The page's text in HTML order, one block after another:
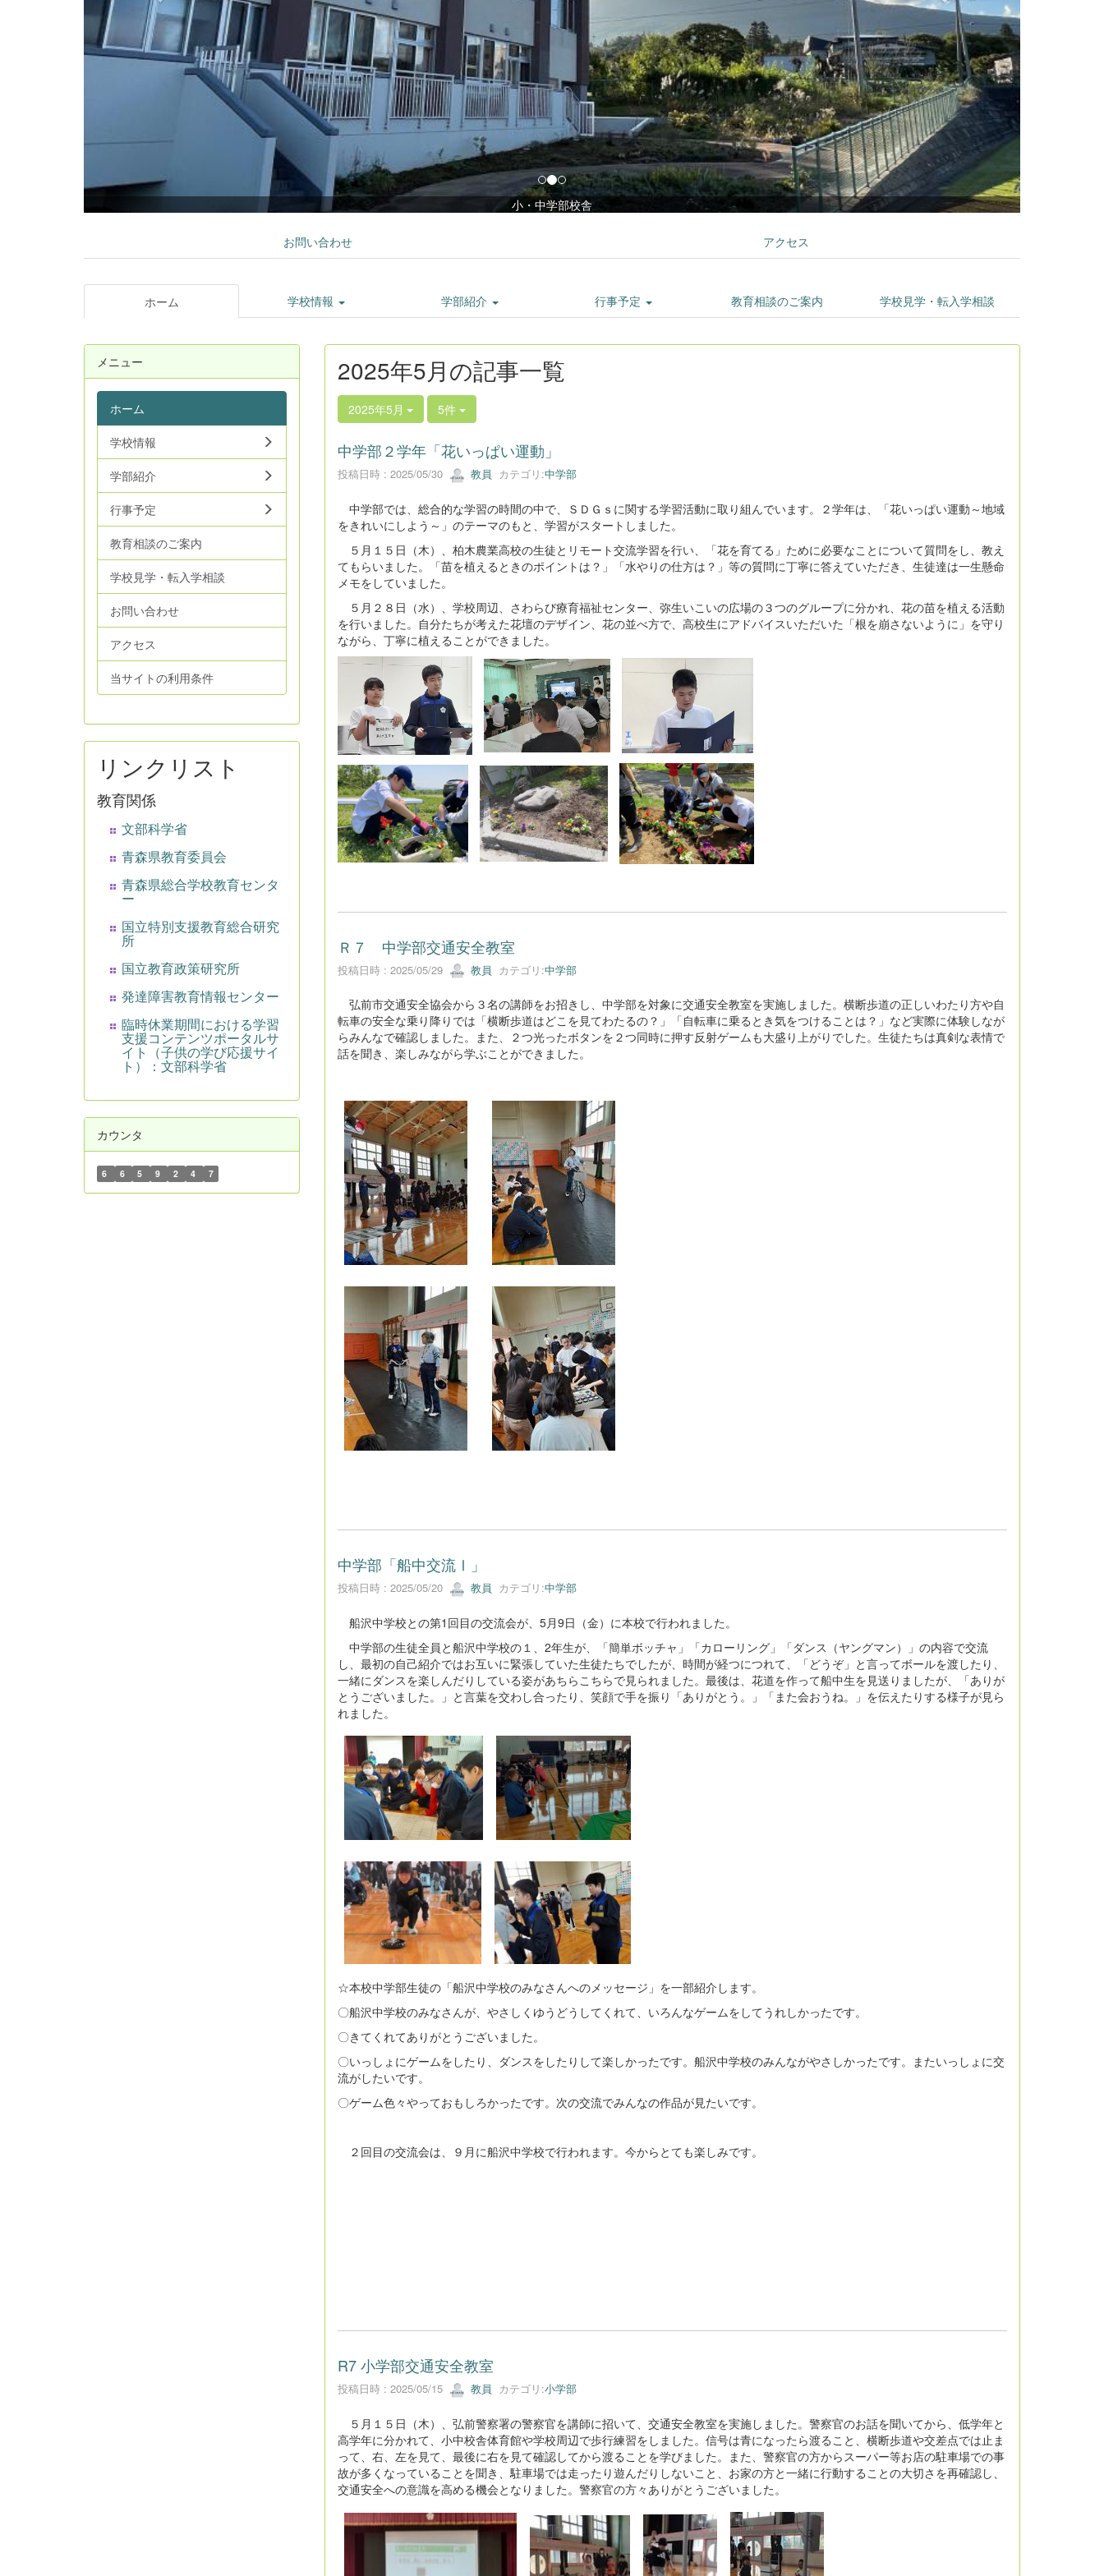
小・中学部校舎
お問い合わせ アクセス
ホーム 学校情報 学部紹介 行事予定 教育相談のご案内 学校見学・転入学相談
2025年5月の記事一覧
2025年5月 5件
中学部２学年「花いっぱい運動」
投稿日時 : 2025/05/30 教員 カテゴリ:中学部
中学部では、総合的な学習の時間の中で、ＳＤＧｓに関する学習活動に取り組んでいます。２学年は、「花いっぱい運動～地域
をきれいにしよう～」のテーマのもと、学習がスタートしました。
５月１５日（木）、柏木農業高校の生徒とリモート交流学習を行い、「花を育てる」ために必要なことについて質問をし、教え
てもらいました。「苗を植えるときのポイントは？」「水やりの仕方は？」等の質問に丁寧に答えていただき、生徒達は一生懸命
メモをしていました。
５月２８日（水）、学校周辺、さわらび療育福祉センター、弥生いこいの広場の３つのグループに分かれ、花の苗を植える活動
を行いました。自分たちが考えた花壇のデザイン、花の並べ方で、高校生にアドバイスいただいた「根を崩さないように」を守り
ながら、丁寧に植えることができました。
Ｒ７ 中学部交通安全教室
投稿日時 : 2025/05/29 教員 カテゴリ:中学部
弘前市交通安全協会から３名の講師をお招きし、中学部を対象に交通安全教室を実施しました。横断歩道の正しいわたり方や自
転車の安全な乗り降りでは「横断歩道はどこを見てわたるの？」「自転車に乗るとき気をつけることは？」など実際に体験しなが
らみんなで確認しました。また、２つ光ったボタンを２つ同時に押す反射ゲームも大盛り上がりでした。生徒たちは真剣な表情で
話を聞き、楽しみながら学ぶことができました。
中学部「船中交流Ⅰ」
投稿日時 : 2025/05/20 教員 カテゴリ:中学部
船沢中学校との第1回目の交流会が、5月9日（金）に本校で行われました。
中学部の生徒全員と船沢中学校の１、2年生が、「簡単ボッチャ」「カローリング」「ダンス（ヤングマン）」の内容で交流
し、最初の自己紹介ではお互いに緊張していた生徒たちでしたが、時間が経つにつれて、「どうぞ」と言ってボールを渡したり、
一緒にダンスを楽しんだりしている姿があちらこちらで見られました。最後は、花道を作って船中生を見送りましたが、「ありが
とうございました。」と言葉を交わし合ったり、笑顔で手を振り「ありがとう。」「また会おうね。」を伝えたりする様子が見ら
れました。
☆本校中学部生徒の「船沢中学校のみなさんへのメッセージ」を一部紹介します。
〇船沢中学校のみなさんが、やさしくゆうどうしてくれて、いろんなゲームをしてうれしかったです。
〇きてくれてありがとうございました。
〇いっしょにゲームをしたり、ダンスをしたりして楽しかったです。船沢中学校のみんながやさしかったです。またいっしょに交
流がしたいです。
〇ゲーム色々やっておもしろかったです。次の交流でみんなの作品が見たいです。
２回目の交流会は、９月に船沢中学校で行われます。今からとても楽しみです。
R7 小学部交通安全教室
投稿日時 : 2025/05/15 教員 カテゴリ:小学部
５月１５日（木）、弘前警察署の警察官を講師に招いて、交通安全教室を実施しました。警察官のお話を聞いてから、低学年と
高学年に分かれて、小中校舎体育館や学校周辺で歩行練習をしました。信号は青になったら渡ること、横断歩道や交差点では止ま
って、右、左を見て、最後に右を見て確認してから渡ることを学びました。また、警察官の方からスーパー等お店の駐車場での事
故が多くなっていることを聞き、駐車場では走ったり遊んだりしないこと、お家の方と一緒に行動することの大切さを再確認し、
交通安全への意識を高める機会となりました。警察官の方々ありがとうございました。
メニュー
ホーム
学校情報
学部紹介
行事予定
教育相談のご案内
学校見学・転入学相談
お問い合わせ
アクセス
当サイトの利用条件
リンクリスト
教育関係
文部科学省
青森県教育委員会
青森県総合学校教育センタ
ー
国立特別支援教育総合研究
所
国立教育政策研究所
発達障害教育情報センター
臨時休業期間における学習
支援コンテンツポータルサ
イト（子供の学び応援サイ
ト）：文部科学省
カウンタ
6 6 5 9 2 4 7